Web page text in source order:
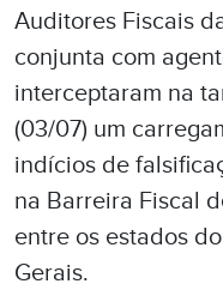
Auditores Fiscais
conjunta com
interceptaram na
(03/07) um
indícios de
na Barreira Fiscal
entre os estados
Gerais.